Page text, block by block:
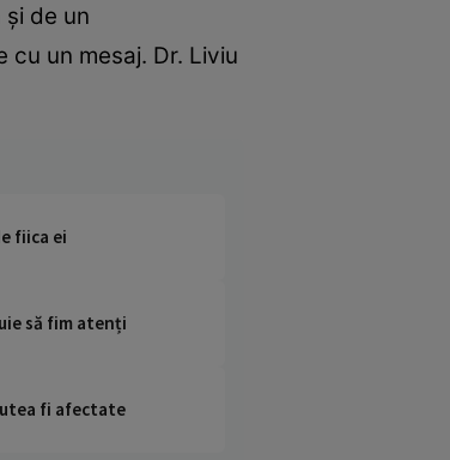
de un
un mesaj. Dr. Liviu
fiica ei
să fim atenți
fi afectate